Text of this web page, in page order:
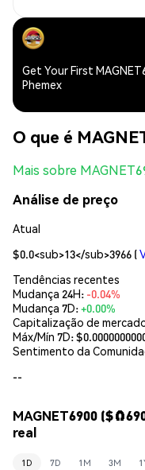
Get Your First
Phemex
O que é
Mais sobre
Análise de preço
Atual
$0.0<sub>13</sub>3966 (
Tendências recentes
Mudança 24H: -0.04%
Mudança 7D:+0.00%
Capitalização de
Máx/Mín 7D: $
Sentimento da
--
MAGNET6900
real
1D 7D 1M 3M